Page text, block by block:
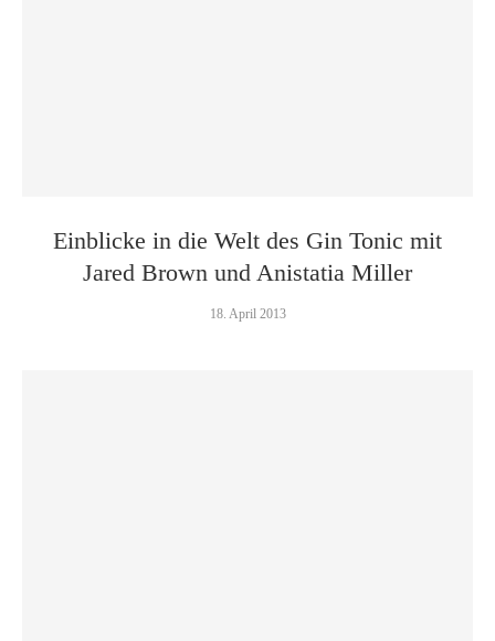
Einblicke in die Welt des Gin Tonic mit
Jared Brown und Anistatia Miller
18. April 2013